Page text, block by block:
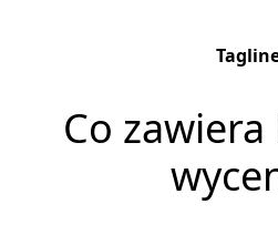
Co zawiera